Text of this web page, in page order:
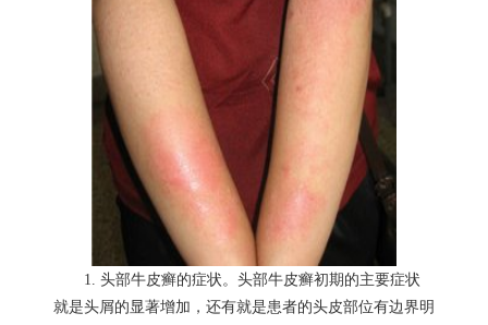
1. 头部牛皮癣的症状。头部牛皮癣初期的主要症状
就是头屑的显著增加，还有就是患者的头皮部位有边界明